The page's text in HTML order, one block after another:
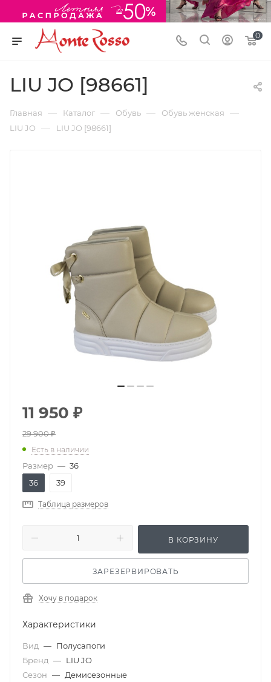
0
LIU JO [98661]
Главная — Каталог — Обувь — Обувь женская —
LIU JO — LIU JO [98661]
11 950 ₽
29 900₽
Есть в наличии
Размер — 36
36
39
Таблица размеров
В КОРЗИНУ
ЗАРЕЗЕРВИРОВАТЬ
Хочу в подарок
Характеристики
Вид — Полусапоги
Бренд — LIU JO
Сезон — Демисезонные